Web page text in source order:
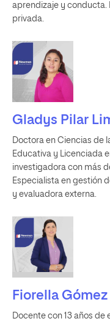
aprendizaje y conducta.
privada.
Gladys Pilar
Doctora en Ciencias de
Educativa y Licenciada
investigadora con más
Especialista en gestión
y evaluadora externa.
Fiorella
Docente con 13 años